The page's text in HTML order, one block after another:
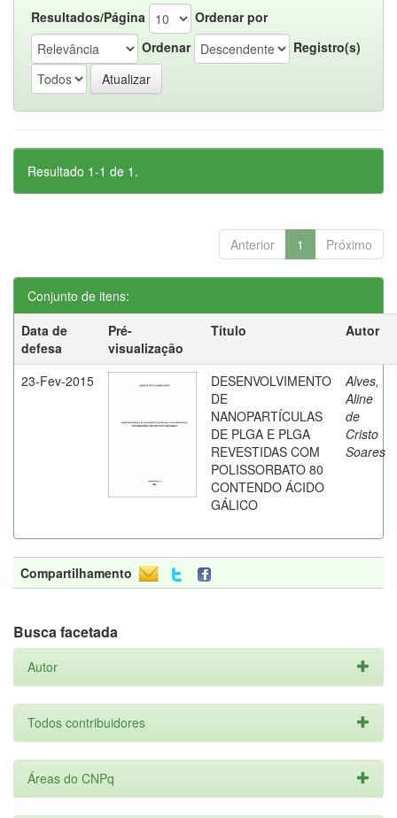
Resultados/Página
Ordenar por
Ordenar
Registro(s)
Resultado 1-1 de 1.
Anterior 1 Próximo
Conjunto de itens:
Data de
defesa
Pré-
visualização
Título Autor
23-Fev-2015
DESENVOLVIMENTO
DE
NANOPARTÍCULAS
DE PLGA E PLGA
REVESTIDAS COM
POLISSORBATO 80
CONTENDO ÁCIDO
GÁLICO
Alves,
Aline
de
Cristo
Soares
Compartilhamento
Busca facetada
Autor
Todos contribuidores
Áreas do CNPq